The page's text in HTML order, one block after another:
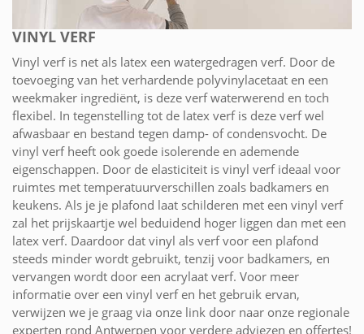
VINYL VERF
Vinyl verf is net als latex een watergedragen verf. Door de
toevoeging van het verhardende polyvinylacetaat en een
weekmaker ingrediënt, is deze verf waterwerend en toch
flexibel. In tegenstelling tot de latex verf is deze verf wel
afwasbaar en bestand tegen damp- of condensvocht. De
vinyl verf heeft ook goede isolerende en ademende
eigenschappen. Door de elasticiteit is vinyl verf ideaal voor
ruimtes met temperatuurverschillen zoals badkamers en
keukens. Als je je plafond laat schilderen met een vinyl verf
zal het prijskaartje wel beduidend hoger liggen dan met een
latex verf. Daardoor dat vinyl als verf voor een plafond
steeds minder wordt gebruikt, tenzij voor badkamers, en
vervangen wordt door een acrylaat verf. Voor meer
informatie over een vinyl verf en het gebruik ervan,
verwijzen we je graag via onze link door naar onze regionale
experten rond Antwerpen voor verdere adviezen en offertes!